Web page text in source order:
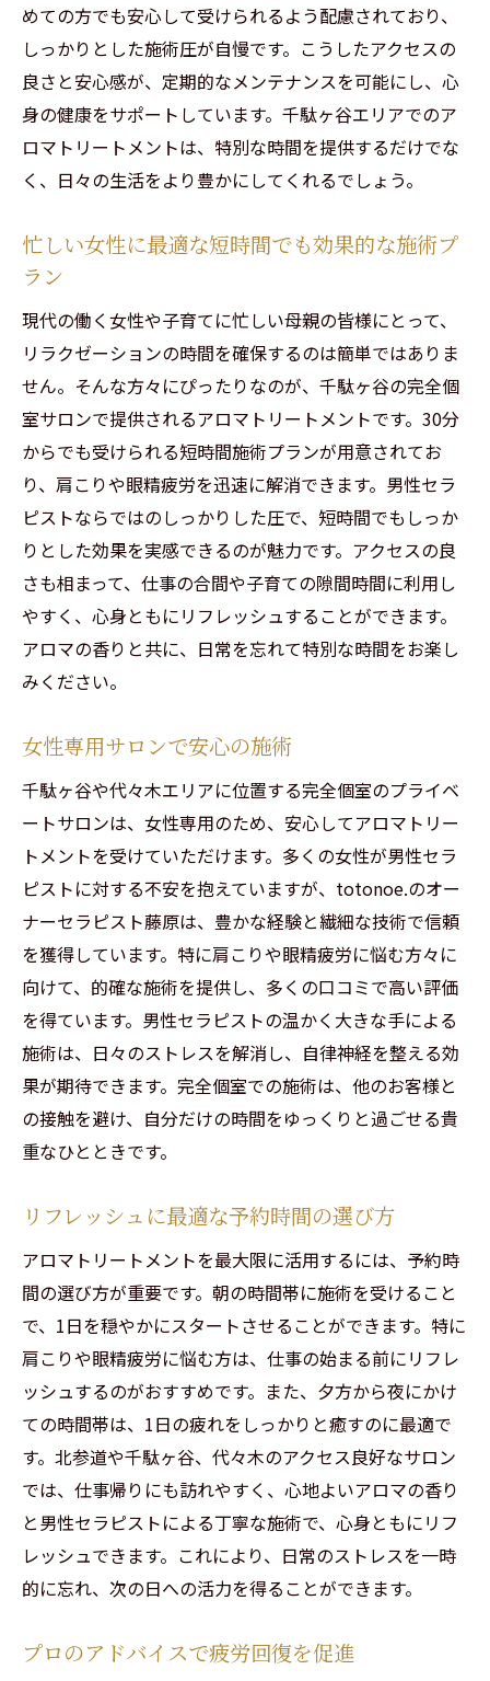
めての方でも安心して受けられるよう配慮されており、
しっかりとした施術圧が自慢です。こうしたアクセスの
良さと安心感が、定期的なメンテナンスを可能にし、心
身の健康をサポートしています。千駄ヶ谷エリアでのア
ロマトリートメントは、特別な時間を提供するだけでな
く、日々の生活をより豊かにしてくれるでしょう。
忙しい女性に最適な短時間でも効果的な施術プ
ラン
現代の働く女性や子育てに忙しい母親の皆様にとって、
リラクゼーションの時間を確保するのは簡単ではありま
せん。そんな方々にぴったりなのが、千駄ヶ谷の完全個
室サロンで提供されるアロマトリートメントです。30分
からでも受けられる短時間施術プランが用意されてお
り、肩こりや眼精疲労を迅速に解消できます。男性セラ
ピストならではのしっかりした圧で、短時間でもしっか
りとした効果を実感できるのが魅力です。アクセスの良
さも相まって、仕事の合間や子育ての隙間時間に利用し
やすく、心身ともにリフレッシュすることができます。
アロマの香りと共に、日常を忘れて特別な時間をお楽し
みください。
女性専用サロンで安心の施術
千駄ヶ谷や代々木エリアに位置する完全個室のプライベ
ートサロンは、女性専用のため、安心してアロマトリー
トメントを受けていただけます。多くの女性が男性セラ
ピストに対する不安を抱えていますが、totonoe.のオー
ナーセラピスト藤原は、豊かな経験と繊細な技術で信頼
を獲得しています。特に肩こりや眼精疲労に悩む方々に
向けて、的確な施術を提供し、多くの口コミで高い評価
を得ています。男性セラピストの温かく大きな手による
施術は、日々のストレスを解消し、自律神経を整える効
果が期待できます。完全個室での施術は、他のお客様と
の接触を避け、自分だけの時間をゆっくりと過ごせる貴
重なひとときです。
リフレッシュに最適な予約時間の選び方
アロマトリートメントを最大限に活用するには、予約時
間の選び方が重要です。朝の時間帯に施術を受けること
で、1日を穏やかにスタートさせることができます。特に
肩こりや眼精疲労に悩む方は、仕事の始まる前にリフレ
ッシュするのがおすすめです。また、夕方から夜にかけ
ての時間帯は、1日の疲れをしっかりと癒すのに最適で
す。北参道や千駄ヶ谷、代々木のアクセス良好なサロン
では、仕事帰りにも訪れやすく、心地よいアロマの香り
と男性セラピストによる丁寧な施術で、心身ともにリフ
レッシュできます。これにより、日常のストレスを一時
的に忘れ、次の日への活力を得ることができます。
プロのアドバイスで疲労回復を促進